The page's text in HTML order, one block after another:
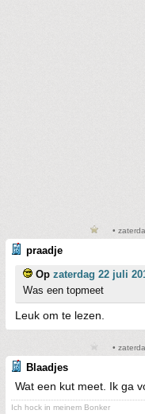
•
praadje
Op zaterdag 22 juli
Was een topmeet
Leuk om te lezen.
•
Blaadjes
Wat een kut meet. Ik ga
Ich hock in meinem Bonker